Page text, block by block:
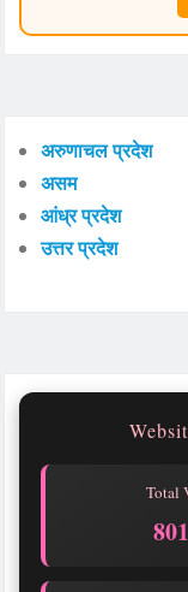
अरुणाचल प्रदेश
असम
आंध्र प्रदेश
उत्तर प्रदेश
Total